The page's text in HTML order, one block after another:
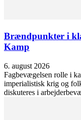
Brændpunkter i
Kamp
6. august 2026
Fagbevægelsen rolle i
imperialistisk krig og
diskuteres i